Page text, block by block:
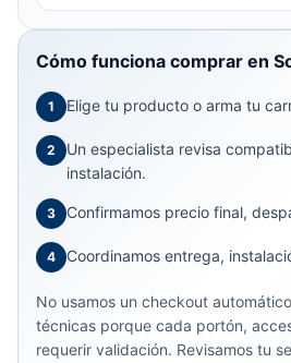
Cómo funciona comprar en
1 Elige tu producto o arma tu
2
Un especialista revisa
instalación.
3 Confirmamos precio final,
4 Coordinamos entrega,
No usamos un checkout
técnicas porque cada portón,
requerir validación. Revisamos tu